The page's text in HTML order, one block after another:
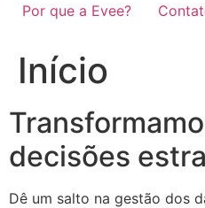
Por que a Evee?
Início
decisões
Dê um salto na gestão dos